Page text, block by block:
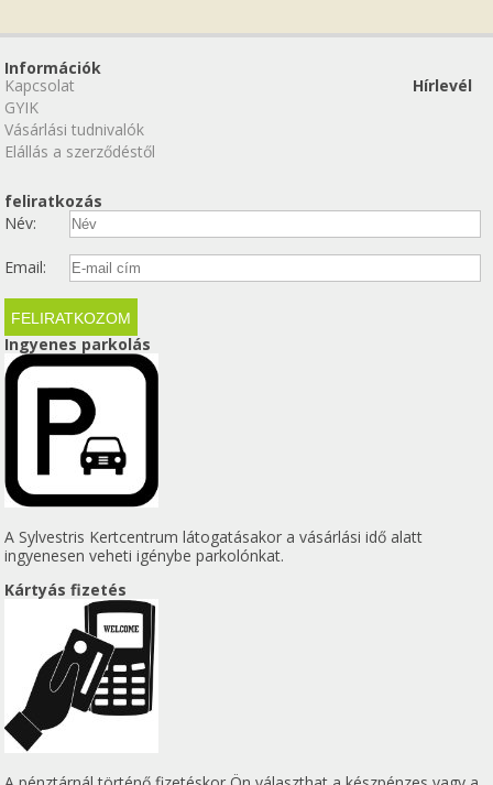
Információk
Kapcsolat
GYIK
Vásárlási tudnivalók
Elállás a szerződéstől
Hírlevél
feliratkozás
Név:
Email:
Ingyenes parkolás
A Sylvestris Kertcentrum látogatásakor a vásárlási idő alatt
ingyenesen veheti igénybe parkolónkat.
Kártyás fizetés